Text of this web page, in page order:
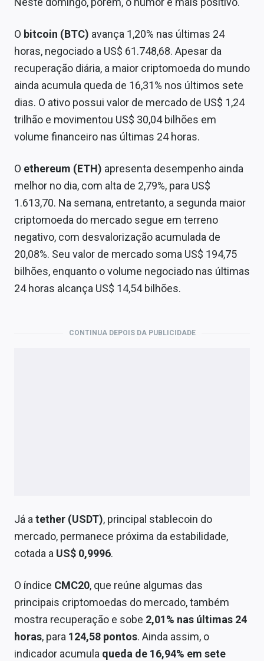
O bitcoin (BTC) avança 1,20% nas últimas 24
horas, negociado a US$ 61.748,68. Apesar da
recuperação diária, a maior criptomoeda do mundo
ainda acumula queda de 16,31% nos últimos sete
dias. O ativo possui valor de mercado de US$ 1,24
trilhão e movimentou US$ 30,04 bilhões em
volume financeiro nas últimas 24 horas.
O ethereum (ETH) apresenta desempenho ainda
melhor no dia, com alta de 2,79%, para US$
1.613,70. Na semana, entretanto, a segunda maior
criptomoeda do mercado segue em terreno
negativo, com desvalorização acumulada de
20,08%. Seu valor de mercado soma US$ 194,75
bilhões, enquanto o volume negociado nas últimas
24 horas alcança US$ 14,54 bilhões.
CONTINUA DEPOIS DA PUBLICIDADE
Já atether (USDT), principal stablecoin do
mercado, permanece próxima da estabilidade,
cotada a US$ 0,9996.
O índice CMC20, que reúne algumas das
principais criptomoedas do mercado, também
mostra recuperação e sobe 2,01% nas últimas 24
horas, para 124,58 pontos. Ainda assim, o
indicador acumula queda de 16,94% em sete